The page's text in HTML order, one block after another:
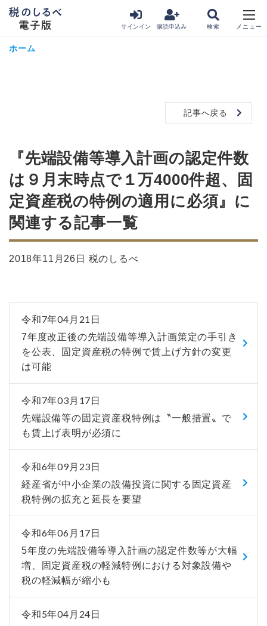
サインイン 購読申込み
ホーム
記事へ戻る
『先端設備等導入計画の認定件数
は９月末時点で１万4000件超、固
定資産税の特例の適用に必須』に
関連する記事一覧
2018年11月26日 税のしるべ
令和7年04月21日
7年度改正後の先端設備等導入計画策定の手引き
を公表、固定資産税の特例で賃上げ方針の変更
は可能
令和7年03月17日
先端設備等の固定資産税特例は〝一般措置〟で
も賃上げ表明が必須に
令和6年09月23日
経産省が中小企業の設備投資に関する固定資産
税特例の拡充と延長を要望
令和6年06月17日
5年度の先端設備等導入計画の認定件数等が大幅
増、固定資産税の軽減特例における対象設備や
税の軽減幅が縮小も
令和5年04月24日